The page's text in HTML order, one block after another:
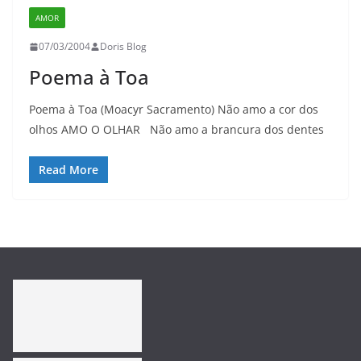
AMOR
07/03/2004 Doris Blog
Poema à Toa
Poema à Toa (Moacyr Sacramento) Não amo a cor dos
olhos AMO O OLHAR Não amo a brancura dos dentes
Read More